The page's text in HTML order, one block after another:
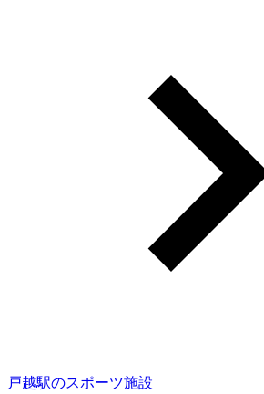
戸越駅のスポーツ施設